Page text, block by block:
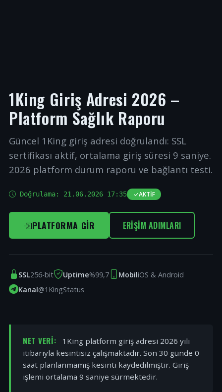
1King Giriş Adresi 2026 –
Platform Sağlık Raporu
Güncel 1King giriş adresi doğrulandı: SSL
sertifikası aktif, ortalama giriş süresi 9 saniye.
2026 platform durum raporu ve bağlantı testi.
Doğrulama: 21.06.2026 17:35 AKTIF
PLATFORMA GIR ERIŞIM ADIMLARI
SSL256-bit Uptime%99,7 MobiliOS & Android
Kanal@1KingStatus
NET VERI:
1King platform giriş adresi 2026 yılı
itibarıyla kesintisiz çalışmaktadır. Son 30 günde 0
saat planlanmamış kesinti kaydedilmiştir. Giriş
işlemi ortalama 9 saniye sürmektedir.